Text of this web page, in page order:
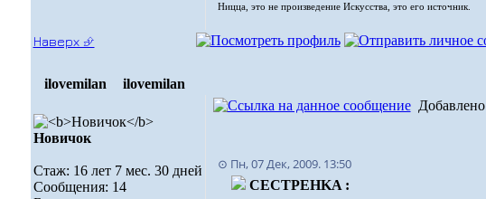
Ницца, это не произведение Искусства, это его источник.
Наверх ⮵
ilovemilan ilovemilan
Новичок
Стаж: 16 лет 7 мес. 30 дней
Сообщения: 14
⊙ Пн, 07 Дек, 2009. 13:50
CECTPEHKA :